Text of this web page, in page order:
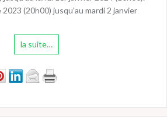
(20h00) jusqu’au mardi 2 janvier
la suite…